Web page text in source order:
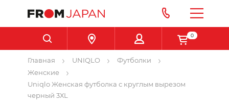
0
Главная UNIQLO
Футболки
Женские
Uniqlo Женская футболка с круглым вырезом
черный 3ХL